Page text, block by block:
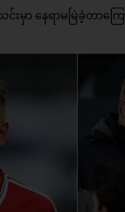
င်းမှာ နေရာမမြဲခဲ့တာ